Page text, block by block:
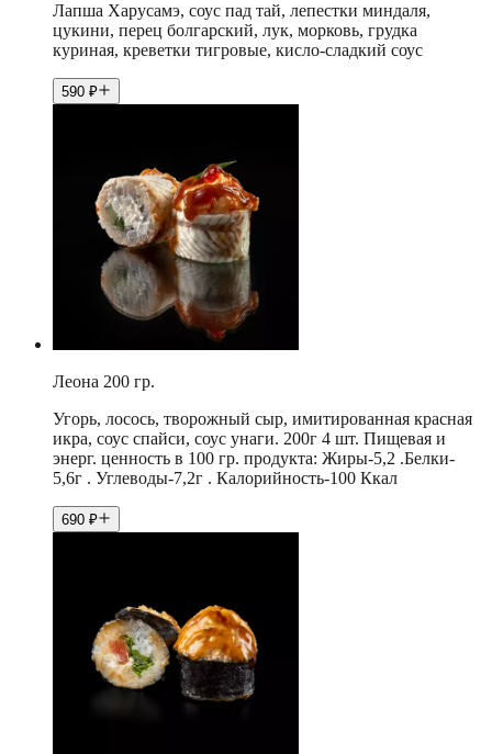
Лапша Харусамэ, соус пад тай, лепестки миндаля,
цукини, перец болгарский, лук, морковь, грудка
куриная, креветки тигровые, кисло-сладкий соус
590 ₽
Леона 200 гр.
Угорь, лосось, творожный сыр, имитированная красная
икра, соус спайси, соус унаги. 200г 4 шт. Пищевая и
энерг. ценность в 100 гр. продукта: Жиры-5,2 .Белки-
5,6г . Углеводы-7,2г . Калорийность-100 Ккал
690 ₽